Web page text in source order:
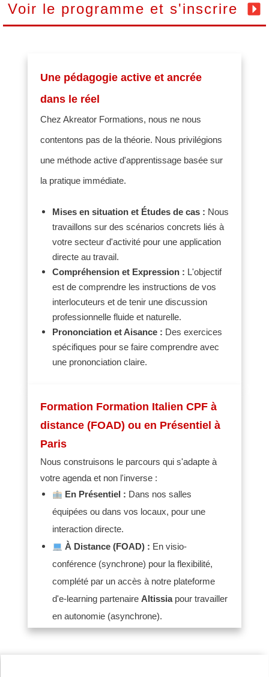
Voir le programme et s'inscrire
Une pédagogie active et ancrée
dans le réel
Chez Akreator Formations, nous ne nous
contentons pas de la théorie. Nous privilégions
une méthode active d'apprentissage basée sur
la pratique immédiate.
Mises en situation et Études de cas : Nous
travaillons sur des scénarios concrets liés à
votre secteur d'activité pour une application
directe au travail.
Compréhension et Expression : L'objectif
est de comprendre les instructions de vos
interlocuteurs et de tenir une discussion
professionnelle fluide et naturelle.
Prononciation et Aisance : Des exercices
spécifiques pour se faire comprendre avec
une prononciation claire.
Formation Formation Italien CPF à
distance (FOAD) ou en Présentiel à
Paris
Nous construisons le parcours qui s'adapte à
votre agenda et non l'inverse :
En Présentiel : Dans nos salles
équipées ou dans vos locaux, pour une
interaction directe.
À Distance (FOAD) : En visio-
conférence (synchrone) pour la flexibilité,
complété par un accès à notre plateforme
d'e-learning partenaire Altissiapour travailler
en autonomie (asynchrone).